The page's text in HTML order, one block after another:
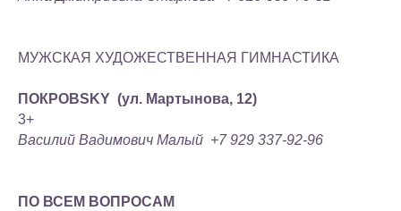
МУЖСКАЯ ХУДОЖЕСТВЕННАЯ ГИМНАСТИКА
ПОКРОВSKY (ул. Мартынова, 12)
3+
Василий Вадимович Малый +7 929 337-92-96
ПО ВСЕМ ВОПРОСАМ